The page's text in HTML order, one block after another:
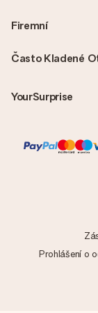
Často Kladené
YourSurprise
Firemní
Prohlášení o